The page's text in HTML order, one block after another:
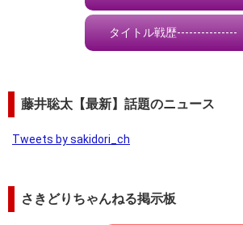
タイトル戦歴---------------
藤井聡太【最新】話題のニュース
Tweets by sakidori_ch
さきどりちゃんねる掲示板